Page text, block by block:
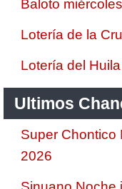
Baloto
Lotería de la
Lotería del
Ultimos
Super Chontico
2026